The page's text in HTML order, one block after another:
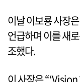
이날 이보룡 사장
언급하며 이를 새
조했다.